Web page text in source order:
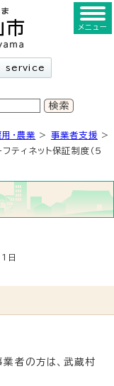
service
メニュー
用・農業 > 事業者支援 >
ティネット保証制度（5
日
者の方は、武蔵村